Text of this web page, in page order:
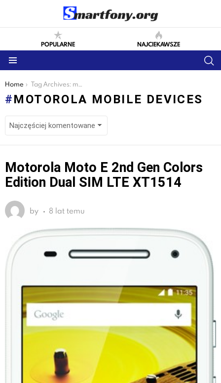
POPULARNE NAJCIEKAWSZE
You are here:
Home Tag Archives: motorola mobile devices
MOTOROLA MOBILE DEVICES
LATEST
STORIES
Motorola Moto E 2nd Gen Colors
Edition Dual SIM LTE XT1514
by 8 lat temu